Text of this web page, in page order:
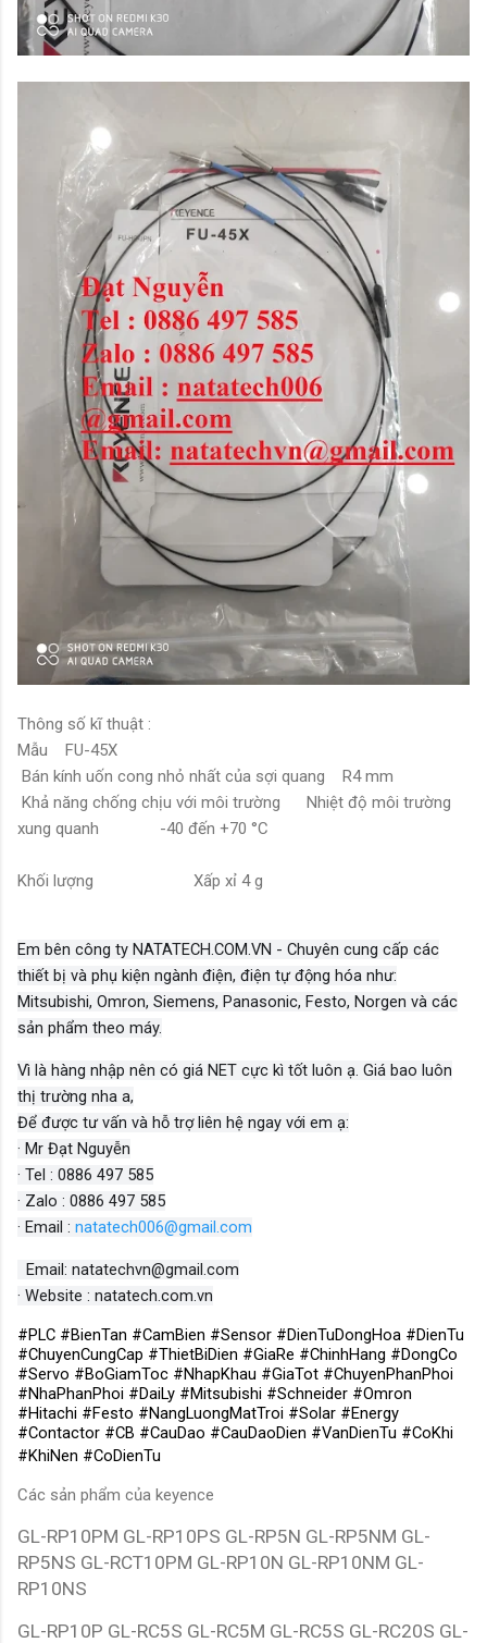
Thông số kĩ thuật :
Mẫu FU-45X
Bán kính uốn cong nhỏ nhất của sợi quang R4 mm
Khả năng chống chịu với môi trường Nhiệt độ môi trường
xung quanh -40 đến +70 °C
Khối lượng Xấp xỉ 4 g
Em bên công ty NATATECH.COM.VN - Chuyên cung cấp các
thiết bị và phụ kiện ngành điện, điện tự động hóa như:
Mitsubishi, Omron, Siemens, Panasonic, Festo, Norgen và các
sản phẩm theo máy.
Vì là hàng nhập nên có giá NET cực kì tốt luôn ạ. Giá bao luôn
thị trường nha a,
Để được tư vấn và hỗ trợ liên hệ ngay với em ạ:
· Mr Đạt Nguyễn
· Tel : 0886 497 585
· Zalo : 0886 497 585
· Email : natatech006@gmail.com
Email: natatechvn@gmail.com
· Website : natatech.com.vn
#PLC #BienTan #CamBien #Sensor #DienTuDongHoa #DienTu
#ChuyenCungCap #ThietBiDien #GiaRe #ChinhHang #DongCo
#Servo #BoGiamToc #NhapKhau #GiaTot #ChuyenPhanPhoi
#NhaPhanPhoi #DaiLy #Mitsubishi #Schneider #Omron
#Hitachi #Festo #NangLuongMatTroi #Solar #Energy
#Contactor #CB #CauDao #CauDaoDien #VanDienTu #CoKhi
#KhiNen #CoDienTu
Các sản phẩm của keyence
GL-RP10PM GL-RP10PS GL-RP5N GL-RP5NM GL-
RP5NS GL-RCT10PM GL-RP10N GL-RP10NM GL-
RP10NS
GL-RP10P GL-RC5S GL-RC5M GL-RC5S GL-RC20S GL-